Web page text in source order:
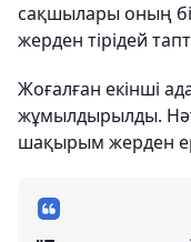
сақшылары оның
жерден тірідей
Жоғалған екінші
жұмылдырылды.
шақырым жерден